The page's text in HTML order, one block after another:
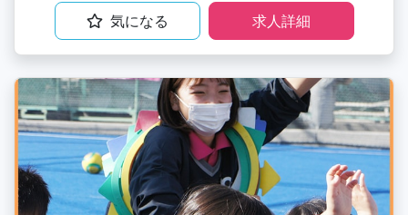
気になる 求人詳細